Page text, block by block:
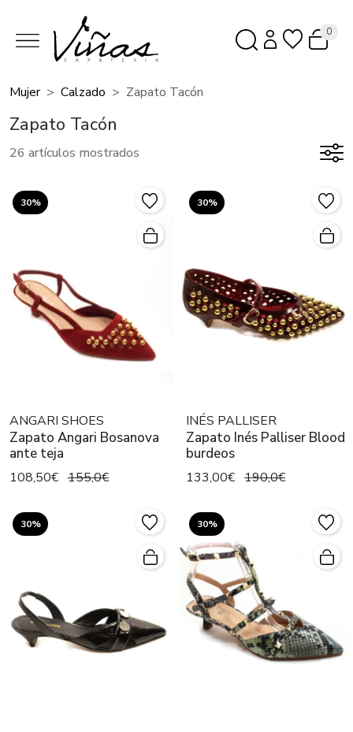
0
Mujer Calzado Zapato Tacón
Zapato Tacón
26 artículos mostrados
30%
ANGARI SHOES
Zapato Angari Bosanova
ante teja
108,50€ 155,0€
30%
INÉS PALLISER
Zapato Inés Palliser Blood
burdeos
133,00€ 190,0€
30% 30%